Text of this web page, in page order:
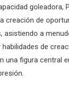
goleadora,
creación de
asistiendo a
habilidades de
una figura central